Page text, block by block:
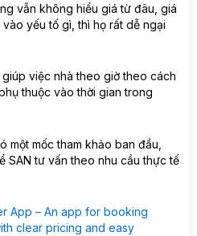
vẫn không hiểu giá từ đâu, giá
yếu tố gì, thì họ rất dễ ngại
việc nhà theo giờ theo cách
thuộc vào thời gian trong
mốc tham khảo ban đầu,
SAN tư vấn theo nhu cầu thực tế
App – An app for booking
clear pricing and easy